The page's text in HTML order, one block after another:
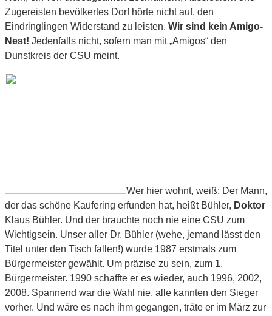
Zugereisten bevölkertes Dorf hörte nicht auf, den
Eindringlingen Widerstand zu leisten. Wir sind kein Amigo-
Nest! Jedenfalls nicht, sofern man mit „Amigos“ den
Dunstkreis der CSU meint.
Wer hier wohnt, weiß: Der Mann,
der das schöne Kaufering erfunden hat, heißt Bühler, Doktor
Klaus Bühler. Und der brauchte noch nie eine CSU zum
Wichtigsein. Unser aller Dr. Bühler (wehe, jemand lässt den
Titel unter den Tisch fallen!) wurde 1987 erstmals zum
Bürgermeister gewählt. Um präzise zu sein, zum 1.
Bürgermeister. 1990 schaffte er es wieder, auch 1996, 2002,
2008. Spannend war die Wahl nie, alle kannten den Sieger
vorher. Und wäre es nach ihm gegangen, träte er im März zur